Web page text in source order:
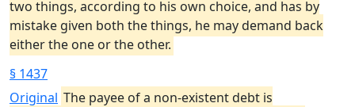
two things, according to his own choice, and has by
mistake given both the things, he may demand back
either the one or the other.
§ 1437
Original The payee of a non-existent debt is